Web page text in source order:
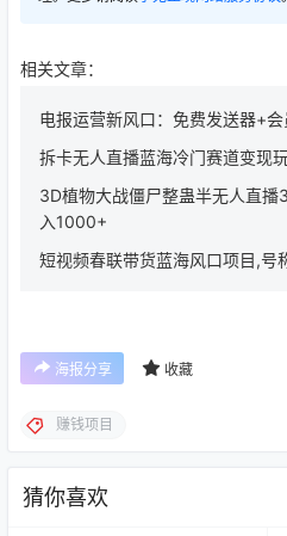
相关文章：
电报运营新风口：免费发送器+会
拆卡无人直播蓝海冷门赛道变现
3D植物大战僵尸整蛊半无人直
入1000+
短视频春联带货蓝海风口项目,号
海报分享 收藏
赚钱项目
猜你喜欢